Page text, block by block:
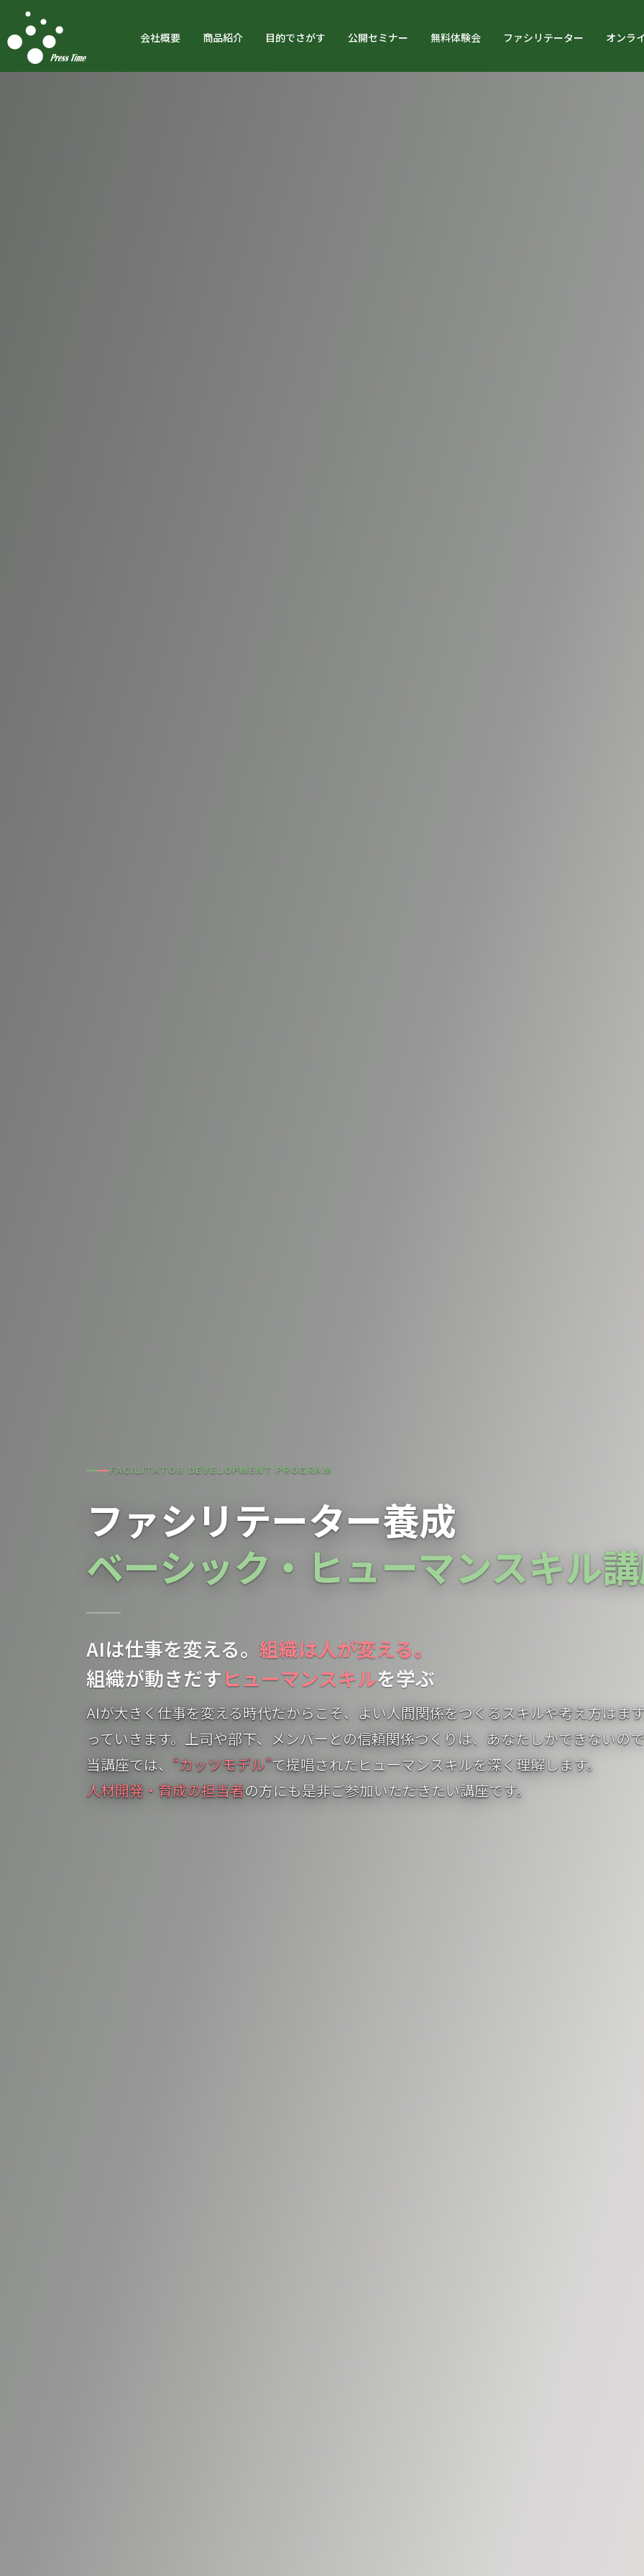
会社概要 商品紹介 目的でさがす 公開セミナー 無料体験会 ファシリテーター オンラ
FACILITATOR DEVELOPMENT PROGRAM
ファシリテーター養成
ベーシック・ヒューマンスキル
AIは仕事を変える。 組織は人が変える。
組織が動きだすヒューマンスキルを学ぶ
AIが大きく仕事を変える時代だからこそ、よい人間関係をつくるスキルや考え方はま
っていきます。上司や部下、メンバーとの信頼関係づくりは、あなたしかできないの
当講座では、 “カッツモデル”で提唱されたヒューマンスキルを深く理解します。
人材開発・育成の担当者の方にも是非ご参加いただきたい講座です。